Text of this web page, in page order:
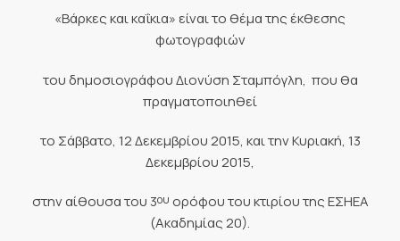
«Βάρκες και καΐκια» είναι το θέμα της έκθεσης
φωτογραφιών
του δημοσιογράφου Διονύση Σταμπόγλη, που θα
πραγματοποιηθεί
το Σάββατο, 12 Δεκεμβρίου 2015, και την Κυριακή, 13
Δεκεμβρίου 2015,
στην αίθουσα του 3ου ορόφου του κτιρίου της ΕΣΗΕΑ
(Ακαδημίας 20).